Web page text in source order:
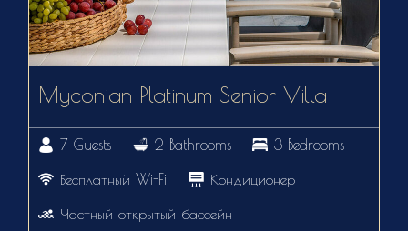
Myconian Platinum Senior Villa
7 Guests 2 Bathrooms 3 Bedrooms
Бесплатный Wi-Fi Кондиционер
Частный открытый бассейн